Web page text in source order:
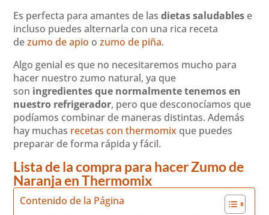
Es perfecta para amantes de lasdietas saludables e
incluso puedes alternarla con una rica receta
dezumo de apio ozumo de piña.
Algo genial es que no necesitaremos mucho para
hacer nuestro zumo natural, ya que
son ingredientes que normalmente tenemos en
nuestro refrigerador, pero que desconocíamos que
podíamos combinar de maneras distintas. Además
hay muchas recetas con thermomix que puedes
preparar de forma rápida y fácil.
Lista de la compra para hacer Zumo de
Naranja en Thermomix
Contenido de la Página